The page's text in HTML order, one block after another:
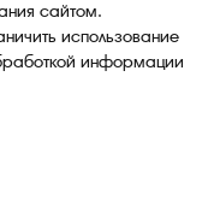
сайтом.
использование
информации